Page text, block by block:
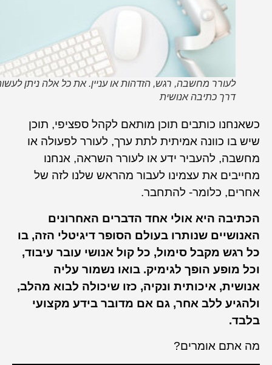
לעורר מחשבה, רגש, הזדהות או עניין. את כל אלה ניתן לעשות
דרך כתיבה אנושית
כשאנחנו כותבים תוכן מותאם לקהל ספציפי, תוכן
שיש בו כוונה אמיתית לתת ערך, לעורר לפעולה או
מחשבה, להעביר ידע או לעורר השראה, אנחנו
מחייבים את עצמינו לעבור מהראש שלנו לזה של
אחרים, כלומר- להתחבר.
הכתיבה היא אולי אחד הדברים האחרונים
האנושיים שנותרו בעולם הסופר דיגיטלי הזה, בו
כל רגש מקבל סימול, כל קול אנושי עובר עיבוד,
וכל מופע הופך לגימיק. בואו נשמור עליה
אנושית, איכותית ונקיה, כזו שיכולה לבוא מהלב,
ולהגיע ללב אחר, גם אם מדובר בידע מקצועי
בלבד.
מה אתם אומרים?